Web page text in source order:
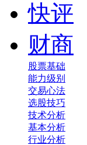
快评
财商
股票基础
能力级别
交易心法
选股技巧
技术分析
基本分析
行业分析